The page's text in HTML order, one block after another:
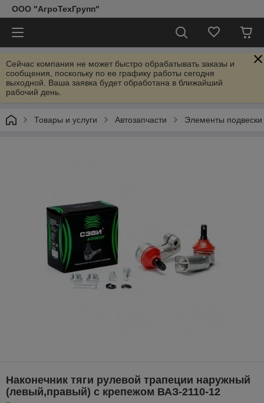
ООО "АгроТехГрупп"
Сейчас компания не может быстро обрабатывать заказы и
сообщения, поскольку по ее графику работы сегодня
выходной. Ваша заявка будет обработана в ближайший
рабочий день.
Товары и услуги Автозапчасти Элементы подвески
Наконечник тяги рулевой трапеции наружный
(левый,правый) с крепежом ВАЗ-2110-12